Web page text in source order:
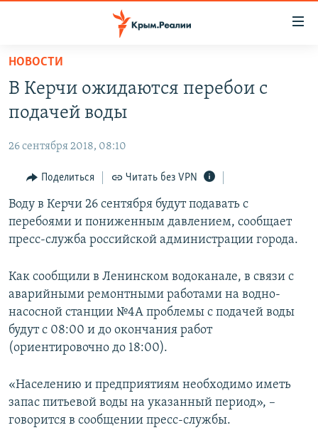
Вернуться
основному
содержанию
навигации
Вернутся
поиску
СПЕЦПРОЕКТЫ
КАРТА ВОЕННЫХ ОБЪЕКТОВ КРЫМА
11 ЛЕТ ОККУПАЦИИ КРЫМА. 11 ИСТОРИЙ СОПРОТИВЛЕНИЯ
ИСТОРИЯ
ЕЩЕ
ИНТЕРАКТИВ
СОВЕТЫ ПРАВОЗАЩИТНИКОВ
ПРОПАВШИЕ БЕЗ ВЕСТИ
ПОБЕДИТЕЛЕЙ НЕ СУДЯТ?
КРЫМ.НЕПОКОРЕННЫЙ
ELIFBE
УКРАИНСКАЯ ПРОБЛЕМА КРЫМА
РАДІО СВОБОДА
КАК ОБОЙТИ БЛОКИРОВКУ
Українською
Qırımtatar
ПРИСОЕДИНЯЙТЕСЬ!
Все сайты RFE/RL
НОВОСТИ
В Керчи ожидаются перебои с
подачей воды
26 сентября 2018, 08:10
Поделиться Читать без VPN
Воду в Керчи 26 сентября будут подавать с
перебоями и пониженным давлением, сообщает
пресс-служба российской администрации города.
Как сообщили в Ленинском водоканале, в связи с
аварийными ремонтными работами на водно-
насосной станции №4А проблемы с подачей воды
будут с 08:00 и до окончания работ
(ориентировочно до 18:00).
«Населению и предприятиям необходимо иметь
запас питьевой воды на указанный период», –
говорится в сообщении пресс-службы.